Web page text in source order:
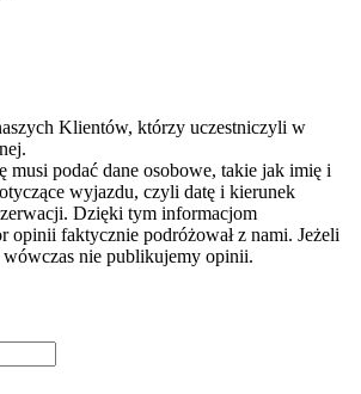
Klientów, którzy uczestniczyli w
musi podać dane osobowe, takie jak imię i
wyjazdu, czyli datę i kierunek
Dzięki tym informacjom
opinii faktycznie podróżował z nami. Jeżeli
wówczas nie publikujemy opinii.